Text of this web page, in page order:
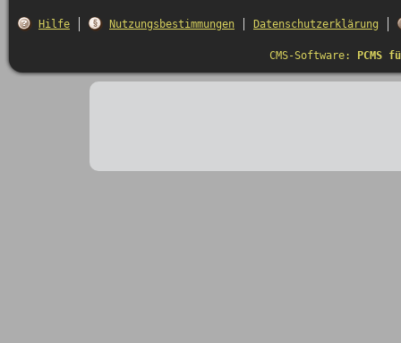
Hilfe Nutzungsbestimmungen Datenschutzerklärung
CMS-Software: PCMS